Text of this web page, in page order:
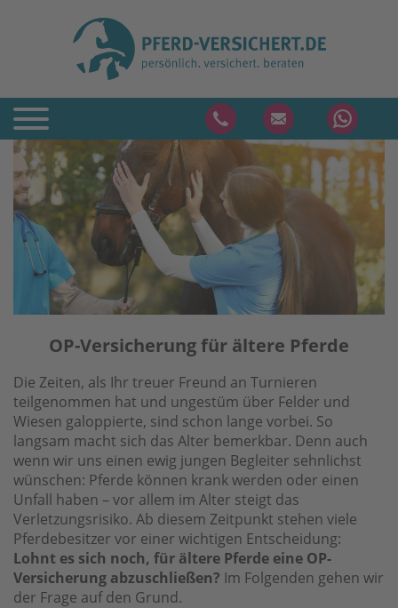
OP-Versicherung für ältere Pferde
Die Zeiten, als Ihr treuer Freund an Turnieren
teilgenommen hat und ungestüm über Felder und
Wiesen galoppierte, sind schon lange vorbei. So
langsam macht sich das Alter bemerkbar. Denn auch
wenn wir uns einen ewig jungen Begleiter sehnlichst
wünschen: Pferde können krank werden oder einen
Unfall haben – vor allem im Alter steigt das
Verletzungsrisiko. Ab diesem Zeitpunkt stehen viele
Pferdebesitzer vor einer wichtigen Entscheidung:
Lohnt es sich noch, für ältere Pferde eine OP-
Versicherung abzuschließen? Im Folgenden gehen wir
der Frage auf den Grund.